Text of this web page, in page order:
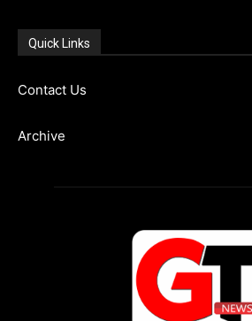
Quick Links
Contact Us
Archive